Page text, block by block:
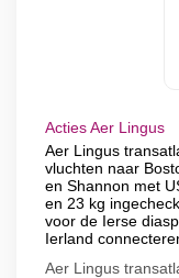
Acties Aer Lingus
Aer Lingus
vluchten naar
en Shannon met
en 23 kg
voor de Ierse
Ierland
Aer Lingus